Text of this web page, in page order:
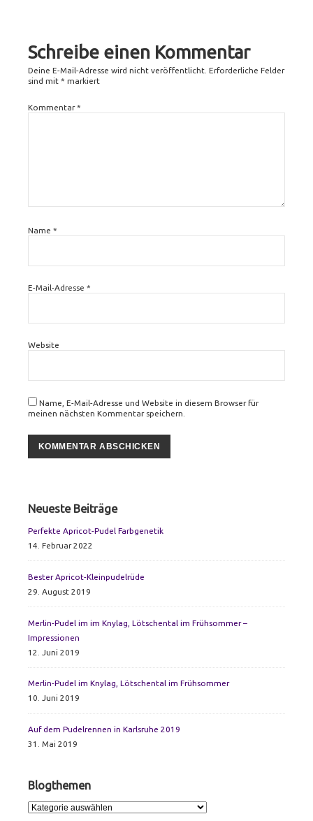
Schreibe einen Kommentar
Deine E-Mail-Adresse wird nicht veröffentlicht. Erforderliche Felder
sind mit * markiert
Kommentar*
Name *
E-Mail-Adresse *
Website
Name, E-Mail-Adresse und Website in diesem Browser für
meinen nächsten Kommentar speichern.
Primary
Sidebar
Neueste Beiträge
Perfekte Apricot-Pudel Farbgenetik
14. Februar 2022
Bester Apricot-Kleinpudelrüde
29. August 2019
Merlin-Pudel im im Knylag, Lötschental im Frühsommer –
Impressionen
12. Juni 2019
Merlin-Pudel im Knylag, Lötschental im Frühsommer
10. Juni 2019
Auf dem Pudelrennen in Karlsruhe 2019
31. Mai 2019
Blogthemen
Blogthemen